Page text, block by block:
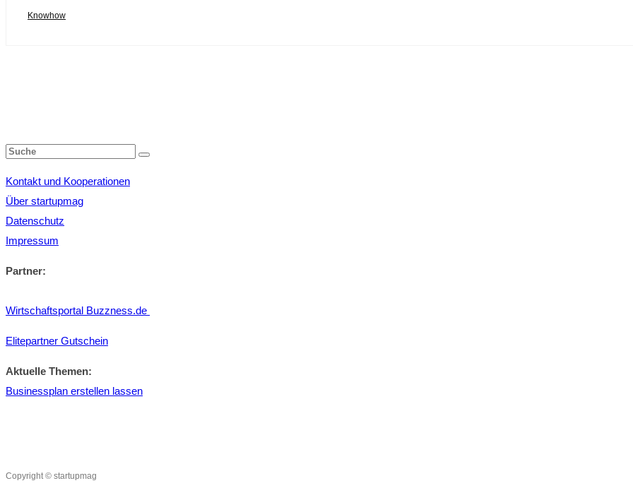
Knowhow
Kontakt und Kooperationen
Über startupmag
Datenschutz
Impressum
Partner:
Wirtschaftsportal Buzzness.de
Elitepartner Gutschein
Aktuelle Themen:
Businessplan erstellen lassen
Copyright © startupmag